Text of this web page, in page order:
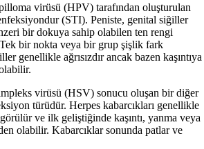
virüsü (HPV) tarafından oluşturulan
(STI). Peniste, genital siğiller
bir dokuya sahip olabilen ten rengi
bir nokta veya bir grup şişlik fark
genellikle ağrısızdır ancak bazen kaşıntıya
virüsü (HSV) sonucu oluşan bir diğer
türüdür. Herpes kabarcıkları genellikle
ve ilk geliştiğinde kaşıntı, yanma veya
olabilir. Kabarcıklar sonunda patlar ve